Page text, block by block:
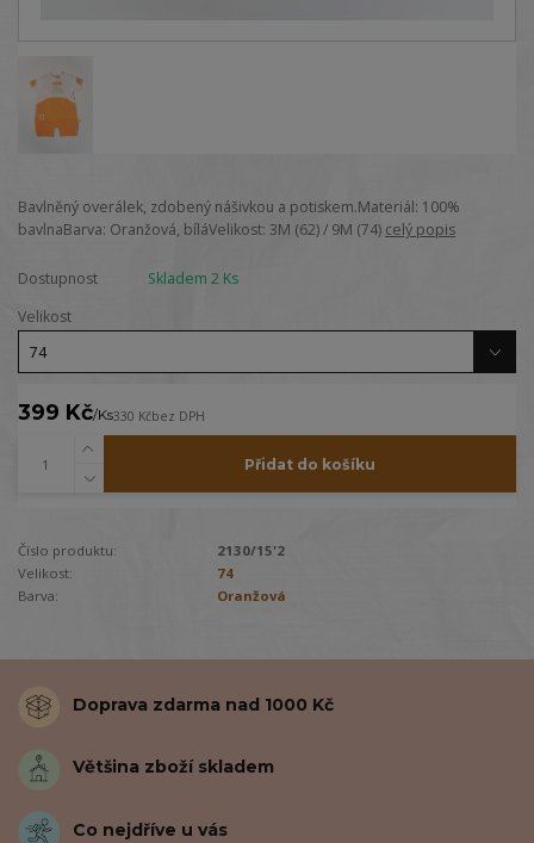
Bavlněný overálek, zdobený nášivkou a potiskem.Materiál: 100%
bavlnaBarva: Oranžová, bíláVelikost: 3M (62) / 9M (74) celý popis
Dostupnost
Skladem 2 Ks
Velikost
399 Kč/Ks330 Kčbez DPH
Přidat do košíku
Číslo produktu:
2130/15'2
Velikost:
74
Barva:
Oranžová
Doprava zdarma nad 1000 Kč
Většina zboží skladem
Co nejdříve u vás